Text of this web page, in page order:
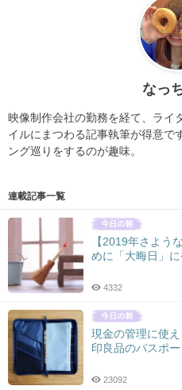
なっ
映像制作会社の勤務を経て、ライ
イルにまつわる記事執筆が得意で
ング巡りをするのが趣味。
連載記事一覧
【2019年さよう
めに「大晦日」
4332
現金の管理に使
印良品のパスポー
23092